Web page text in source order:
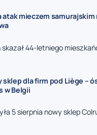
atak mieczem samurajskim
44-letniego
dla firm pod Liège –
w Belgii
5 sierpnia nowy sklep